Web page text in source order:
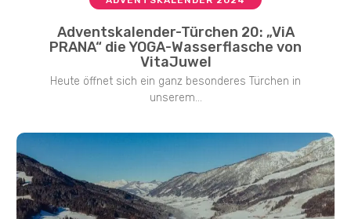
Adventskalender-Türchen 20: „ViA
PRANA“ die YOGA-Wasserflasche von
VitaJuwel
Heute öffnet sich ein ganz besonderes Türchen in
unserem...